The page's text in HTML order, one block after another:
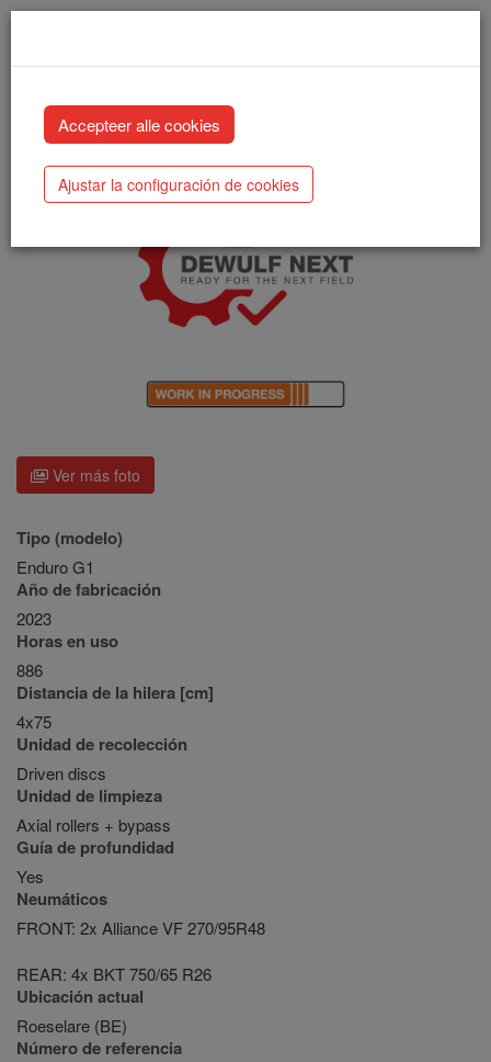
Enduro (2023) (Z-04)
Ver más foto
Tipo (modelo)
Enduro G1
Año de fabricación
2023
Horas en uso
886
Distancia de la hilera [cm]
4x75
Unidad de recolección
Driven discs
Unidad de limpieza
Axial rollers + bypass
Guía de profundidad
Yes
Neumáticos
FRONT: 2x Alliance VF 270/95R48
REAR: 4x BKT 750/65 R26
Ubicación actual
Roeselare (BE)
Número de referencia
Ajustar la configuración de cookies